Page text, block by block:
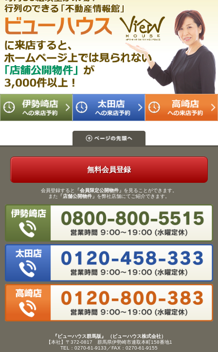
無料会員登録
会員登録すると 「会員限定公開物件」 を見ることができます。
また 「店舗公開物件」 を弊社店舗にてご紹介できます。
『ビューハウス群馬版』 （ビューハウス株式会社）
【本社】〒372-0817 群馬県伊勢崎市連取本町158番地1
TEL：0270-61-9133／FAX：0270-61-9155